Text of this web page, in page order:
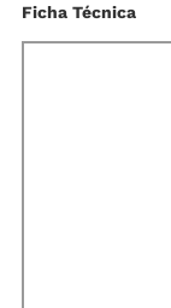
Ficha Técnica